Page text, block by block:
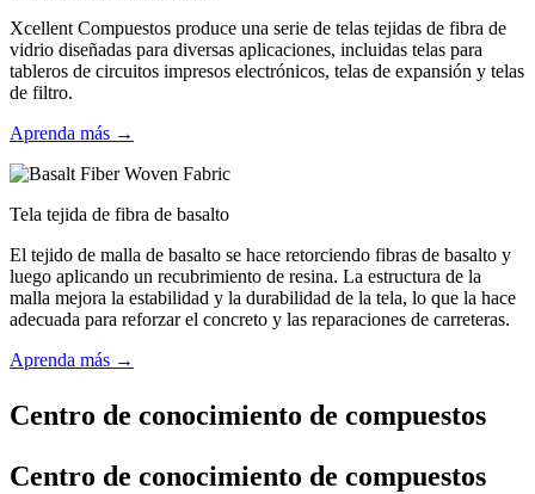
Xcellent Compuestos produce una serie de telas tejidas de fibra de
vidrio diseñadas para diversas aplicaciones, incluidas telas para
tableros de circuitos impresos electrónicos, telas de expansión y telas
de filtro.
Aprenda más →
Tela tejida de fibra de basalto
El tejido de malla de basalto se hace retorciendo fibras de basalto y
luego aplicando un recubrimiento de resina. La estructura de la
malla mejora la estabilidad y la durabilidad de la tela, lo que la hace
adecuada para reforzar el concreto y las reparaciones de carreteras.
Aprenda más →
Centro de conocimiento de compuestos
Centro de conocimiento de compuestos